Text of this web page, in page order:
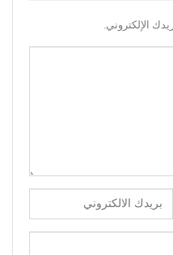
الإلكتروني.